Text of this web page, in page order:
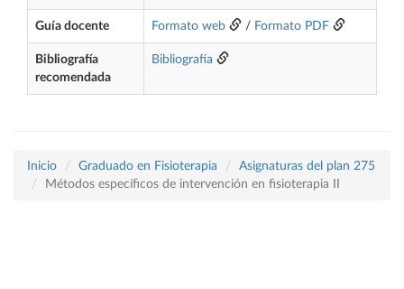
Guía docente Formato web / Formato PDF
Bibliografía
recomendada
Bibliografía
Inicio Graduado en Fisioterapia
Asignaturas del plan 275
Métodos específicos de intervención en fisioterapia II